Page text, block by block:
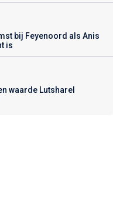
bij Feyenoord als Anis
is
waarde Lutsharel